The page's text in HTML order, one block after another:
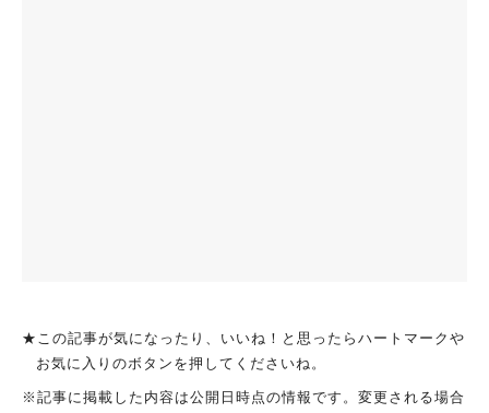
★この記事が気になったり、いいね！と思ったらハートマークや
お気に入りのボタンを押してくださいね。
※記事に掲載した内容は公開日時点の情報です。変更される場合